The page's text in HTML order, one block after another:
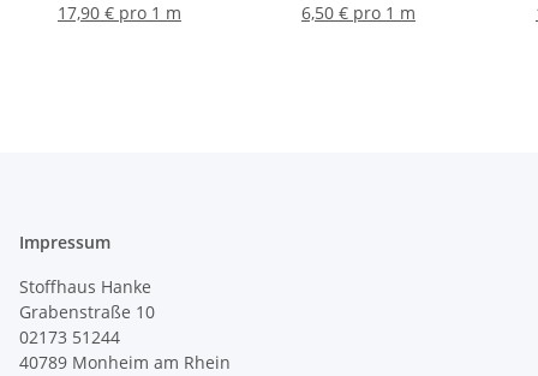
17,90 € pro 1 m
6,50 € pro 1 m
Impressum
Stoffhaus Hanke
Grabenstraße 10
02173 51244
40789 Monheim am Rhein